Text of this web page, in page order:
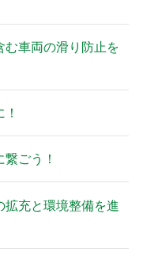
む車両の滑り防止を
ごう！
拡充と環境整備を進